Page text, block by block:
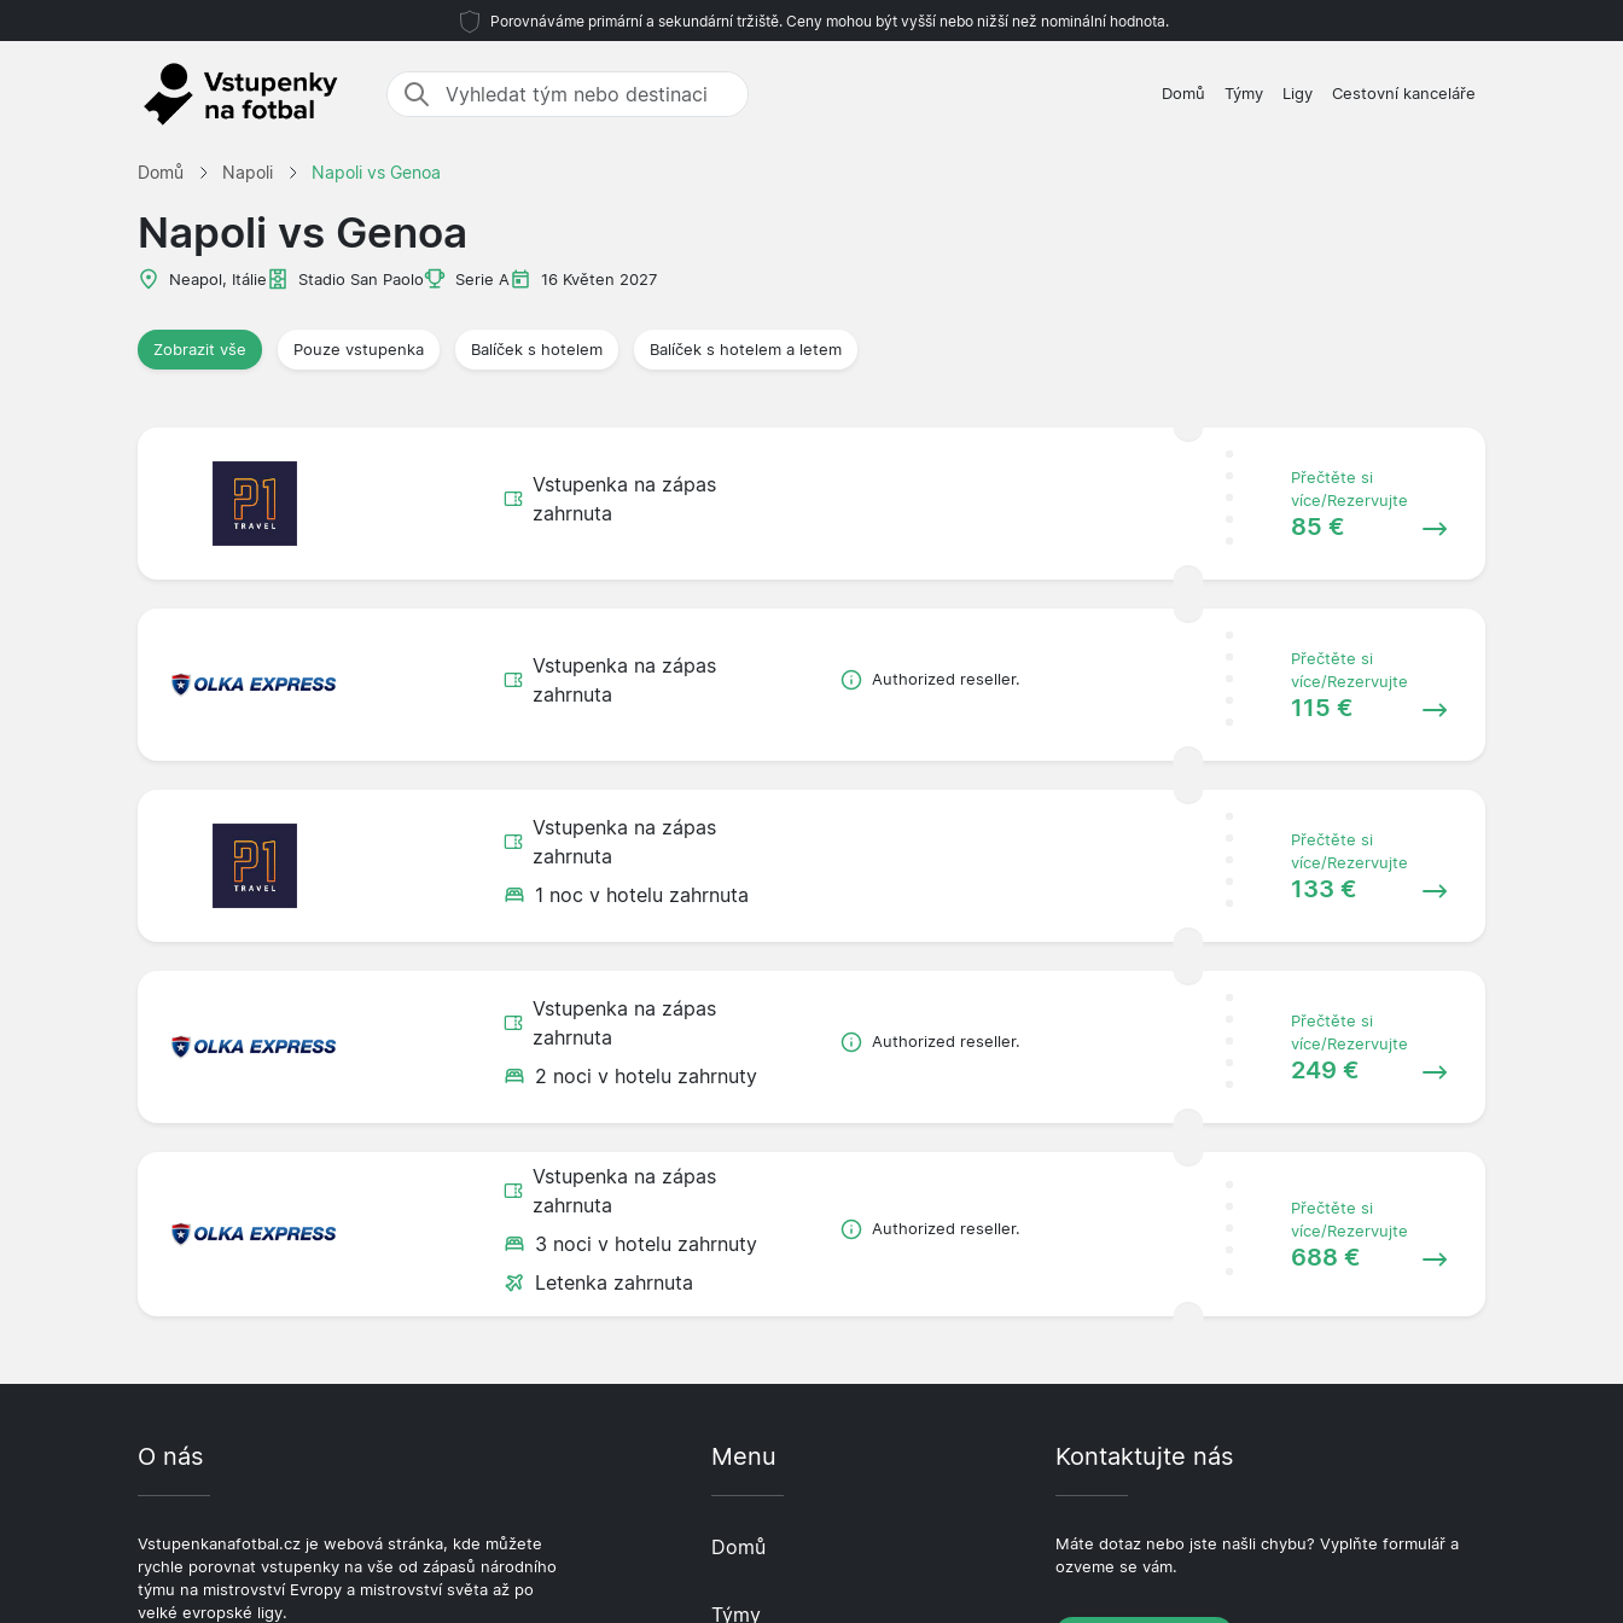
Porovnáváme primární a sekundární tržiště. Ceny mohou být vyšší nebo nižší než nominální hodnota.
Domů Týmy Ligy Cestovní kanceláře
Domů Napoli Napoli vs Genoa
Napoli vs Genoa
Neapol, Itálie Stadio San Paolo Serie A 16 Květen 2027
Zobrazit vše Pouze vstupenka Balíček s hotelem Balíček s hotelem a letem
Vstupenka na zápas
zahrnuta
Přečtěte si
více/Rezervujte
85 €
Vstupenka na zápas
zahrnuta
Authorized reseller.
Přečtěte si
více/Rezervujte
115 €
Vstupenka na zápas
zahrnuta
1 noc v hotelu zahrnuta
Přečtěte si
více/Rezervujte
133 €
Vstupenka na zápas
zahrnuta
2 noci v hotelu zahrnuty
Authorized reseller.
Přečtěte si
více/Rezervujte
249 €
Vstupenka na zápas
zahrnuta
3 noci v hotelu zahrnuty
Letenka zahrnuta
Authorized reseller.
Přečtěte si
více/Rezervujte
688 €
O nás
Vstupenkanafotbal.cz je webová stránka, kde můžete
rychle porovnat vstupenky na vše od zápasů národního
týmu na mistrovství Evropy a mistrovství světa až po
velké evropské ligy.
Menu
Domů
Týmy
Kontaktujte nás
Máte dotaz nebo jste našli chybu? Vyplňte formulář a
ozveme se vám.